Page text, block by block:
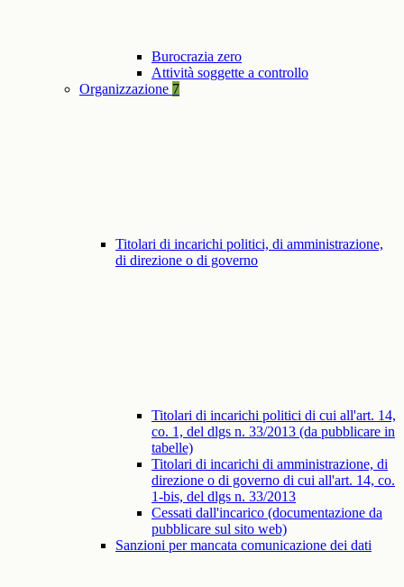
Burocrazia zero
Attività soggette a controllo
Organizzazione 7
Titolari di incarichi politici, di amministrazione,
di direzione o di governo
Titolari di incarichi politici di cui all'art. 14,
co. 1, del dlgs n. 33/2013 (da pubblicare in
tabelle)
Titolari di incarichi di amministrazione, di
direzione o di governo di cui all'art. 14, co.
1-bis, del dlgs n. 33/2013
Cessati dall'incarico (documentazione da
pubblicare sul sito web)
Sanzioni per mancata comunicazione dei dati